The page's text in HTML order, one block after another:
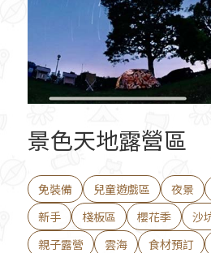
景色天地露營區
免裝備 兒童遊戲區 夜景
新手
棧板區 櫻花季 沙
親子露營
雲海 食材預訂